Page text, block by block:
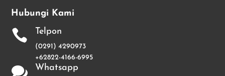
Hubungi Kami
 Telpon
(0291) 4290973
+62822-4166-6995
 Whatsapp